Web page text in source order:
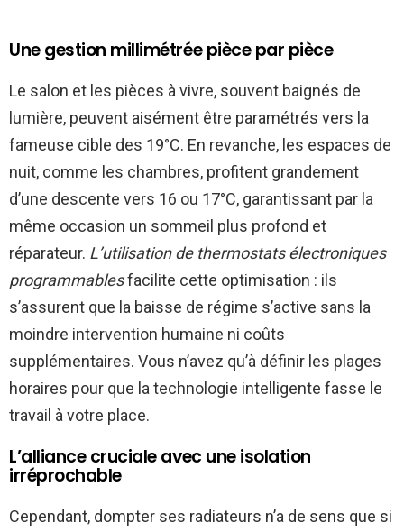
Une gestion millimétrée pièce par pièce
Le salon et les pièces à vivre, souvent baignés de
lumière, peuvent aisément être paramétrés vers la
fameuse cible des 19°C. En revanche, les espaces de
nuit, comme les chambres, profitent grandement
d’une descente vers 16 ou 17°C, garantissant par la
même occasion un sommeil plus profond et
réparateur. L’utilisation de thermostats électroniques
programmablesfacilite cette optimisation : ils
s’assurent que la baisse de régime s’active sans la
moindre intervention humaine ni coûts
supplémentaires. Vous n’avez qu’à définir les plages
horaires pour que la technologie intelligente fasse le
travail à votre place.
L’alliance cruciale avec une isolation
irréprochable
Cependant, dompter ses radiateurs n’a de sens que si